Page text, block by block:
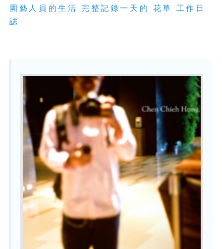
園藝人員的生活 完整記錄一天的 花草 工作日
誌